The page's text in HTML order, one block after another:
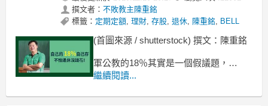
撰文者： 不敗教主陳重銘
標籤： 定期定額, 理財, 存股, 退休, 陳重銘, BELL
(首圖來源 / shutterstock) 撰文：陳重銘
軍公教的18％其實是一個假議題，
很多的軍公教（例如我）就沒有18％，
18％之所以引起爭議，
繼續閱讀...